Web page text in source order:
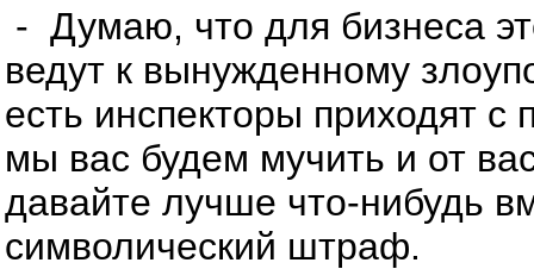
- Думаю, что для бизнеса
ведут к вынужденному
есть инспекторы приходят с
мы вас будем мучить и от
давайте лучше что-нибудь
символический штраф.